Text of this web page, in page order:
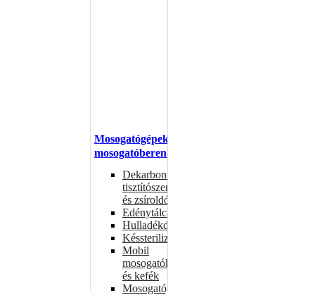
Mosogatógépek,
mosogatóberendezések
Dekarbonizáló
tisztítószerek
és zsíroldók
Edénytálcák
Hulladékdarálók
Késsterilizátorok
Mobil
mosogatók
és kefék
Mosogatógépkosarak